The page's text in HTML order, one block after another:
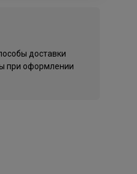
доставки
при оформлении